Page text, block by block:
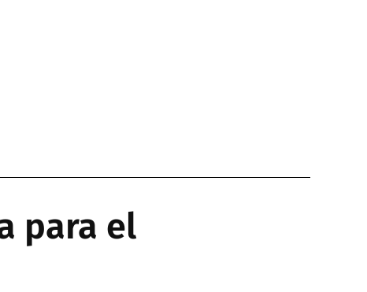
para el